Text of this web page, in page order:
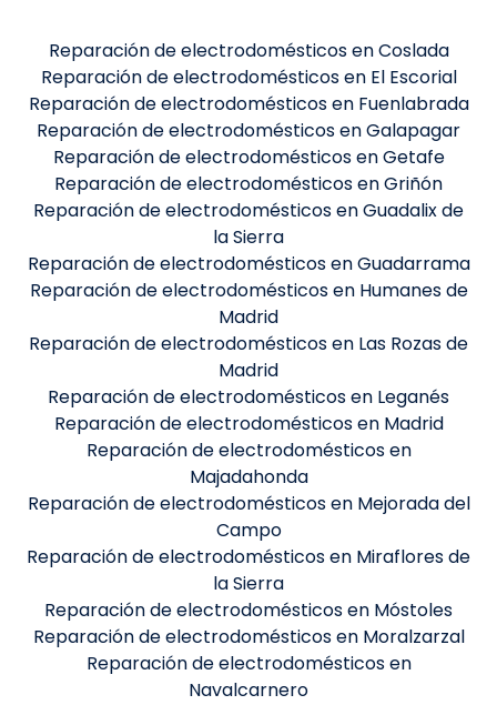
Reparación de electrodomésticos en Coslada
Reparación de electrodomésticos en El Escorial
Reparación de electrodomésticos en Fuenlabrada
Reparación de electrodomésticos en Galapagar
Reparación de electrodomésticos en Getafe
Reparación de electrodomésticos en Griñón
Reparación de electrodomésticos en Guadalix de
la Sierra
Reparación de electrodomésticos en Guadarrama
Reparación de electrodomésticos en Humanes de
Madrid
Reparación de electrodomésticos en Las Rozas de
Madrid
Reparación de electrodomésticos en Leganés
Reparación de electrodomésticos en Madrid
Reparación de electrodomésticos en
Majadahonda
Reparación de electrodomésticos en Mejorada del
Campo
Reparación de electrodomésticos en Miraflores de
la Sierra
Reparación de electrodomésticos en Móstoles
Reparación de electrodomésticos en Moralzarzal
Reparación de electrodomésticos en
Navalcarnero